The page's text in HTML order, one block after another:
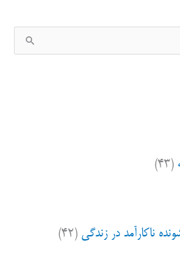
(۴۳)
ناکارآمد در زندگی (۴۲)